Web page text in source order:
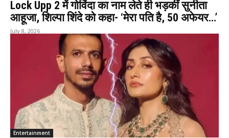
Lock Upp 2 में गोविंदा का नाम लेते ही भड़कीं सुनीता
आहूजा, शिल्पा शिंदे को कहा- ‘मेरा पति है, 50 अफेयर…’
July 8, 2026
Entertainment